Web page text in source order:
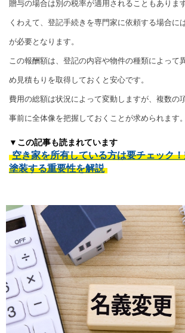
贈与の場合は別の税率が適用されることもあります
くわえて、登記手続きを専門家に依頼する場合に
が必要となります。
この報酬額は、登記の内容や物件の種類によって
め見積もりを取得しておくと安心です。
費用の総額は状況によって変動しますが、複数の
事前に全体像を把握しておくことが求められます。
▼この記事も読まれています
空き家を所有している方は要チェック
塗装する重要性を解説